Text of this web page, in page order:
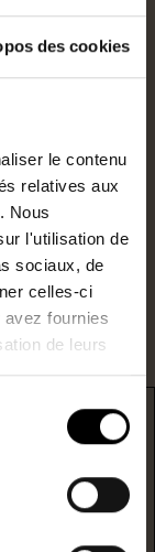
des cookies
le contenu
relatives aux
Nous
l'utilisation de
sociaux, de
celles-ci
fournies
de leurs